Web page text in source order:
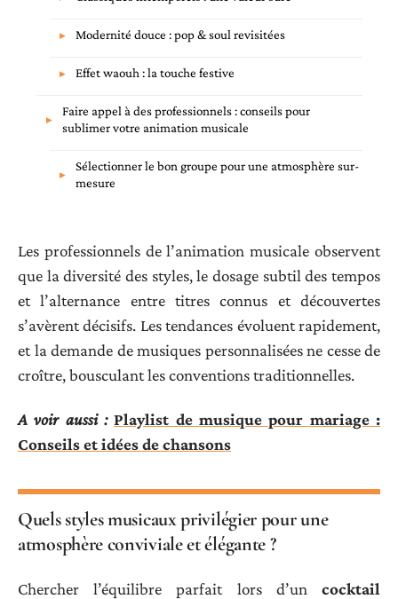
Modernité douce : pop & soul revisitées
Effet waouh : la touche festive
Faire appel à des professionnels : conseils pour
sublimer votre animation musicale
Sélectionner le bon groupe pour une atmosphère sur-
mesure
Les professionnels de l’animation musicale observent
que la diversité des styles, le dosage subtil des tempos
et l’alternance entre titres connus et découvertes
s’avèrent décisifs. Les tendances évoluent rapidement,
et la demande de musiques personnalisées ne cesse de
croître, bousculant les conventions traditionnelles.
A voir aussi : Playlist de musique pour mariage :
Conseils et idées de chansons
Quels styles musicaux privilégier pour une
atmosphère conviviale et élégante ?
Chercher l’équilibre parfait lors d’un cocktail